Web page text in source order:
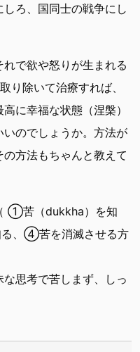
ろ、国同士の戦争にし
で欲や怒りが生まれる
除いて治療すれば、
に幸福な状態（涅槃）
のでしょうか。方法が
方法もちゃんと教えて
①苦（dukkha）を知
、④苦を消滅させる方
思考で苦しまず、しっ